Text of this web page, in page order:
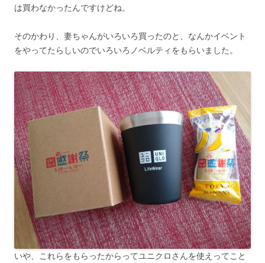
は買わなかったんですけどね。
そのかわり、妻ちゃんがいろいろ買ったのと、なんかイベント
をやってたらしいのでいろいろノベルティをもらいました。
いや、これらをもらったからってユニクロさんを使えってこと